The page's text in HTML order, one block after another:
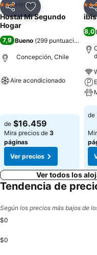
CompartirAgregar a
3 Estrellas
Hostel
Hostal Mi Segundo
Hogar
7,9 Bueno (299 puntuaciones
Concepción, Chile
Aire acondicionado
de $16.459
Mira precios de 3
páginas
Ver precios
3
8,0
de
Ver todos los
Tendencia de
Según los precios más bajos de
$0
$0